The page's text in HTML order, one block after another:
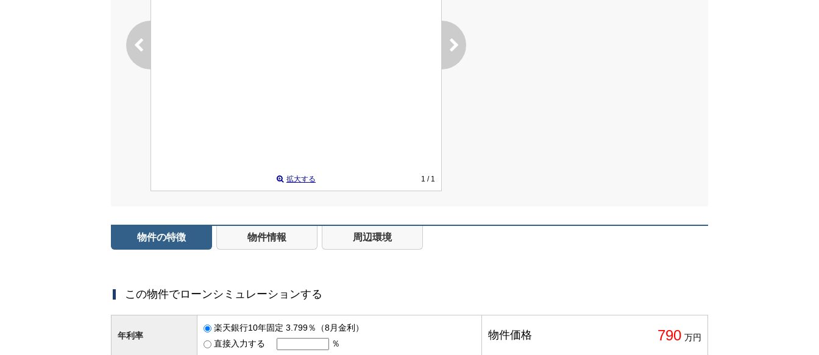
拡大する 1 / 1
物件の特徴 物件情報 周辺環境
この物件でローンシミュレーションする
年利率
楽天銀行10年固定 3.799％（8月金利）
直接入力する
％
物件価格 790 万円